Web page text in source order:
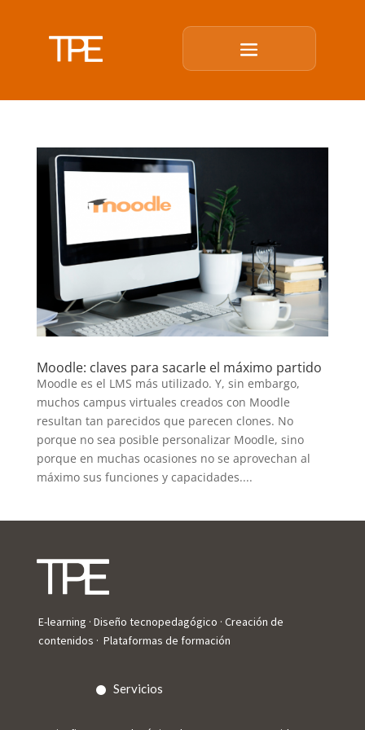
Moodle: claves para sacarle el máximo partido
Moodle es el LMS más utilizado. Y, sin embargo,
muchos campus virtuales creados con Moodle
resultan tan parecidos que parecen clones. No
porque no sea posible personalizar Moodle, sino
porque en muchas ocasiones no se aprovechan al
máximo sus funciones y capacidades....
E-learning · Diseño tecnopedagógico · Creación de
contenidos · Plataformas de formación
Servicios